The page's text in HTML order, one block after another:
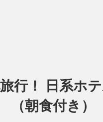
行！ 日系ホ
（朝食付き）